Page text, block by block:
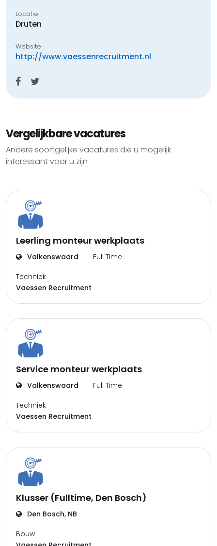
Locatie
Druten
Website
http://www.vaessenrecruitment.nl
Vergelijkbare vacatures
Andere soortgelijke vacatures die u mogelijk
interessant voor u zijn
Leerling monteur werkplaats
Valkenswaard Full Time
Techniek
Vaessen Recruitment
Service monteur werkplaats
Valkenswaard Full Time
Techniek
Vaessen Recruitment
Klusser (Fulltime, Den Bosch)
Den Bosch, NB
Bouw